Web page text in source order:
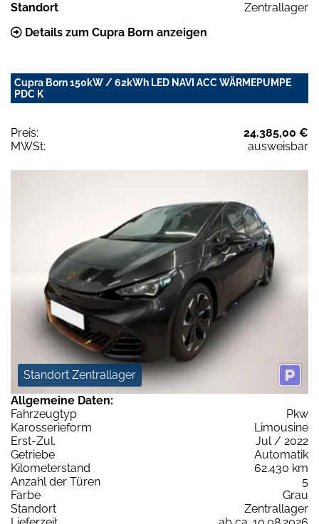
Standort
Zentrallager
Details zum Cupra Born anzeigen
Cupra Born 150kW / 62kWh LED NAVI ACC WÄRMEPUMPE
PDC K
Preis:
24.385,00 €
MWSt:
ausweisbar
Standort Zentrallager
Allgemeine Daten:
Fahrzeugtyp
Pkw
Karosserieform
Limousine
Erst-Zul.
Jul / 2022
Getriebe
Automatik
Kilometerstand
62.430 km
Anzahl der Türen
5
Farbe
Grau
Standort
Zentrallager